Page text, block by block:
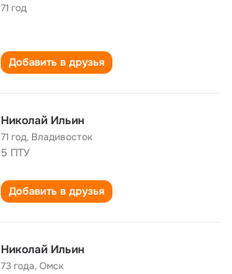
71 год
Добавить в друзья
Николай Ильин
71 год, Владивосток
5 ПТУ
Добавить в друзья
Николай Ильин
73 года,Омск